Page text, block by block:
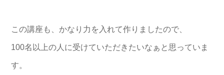
この講座も、かなり力を入れて作りましたので、
100名以上の人に受けていただきたいなぁと思っていま
す。